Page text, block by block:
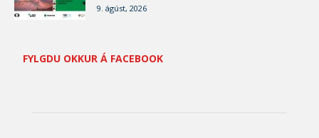
9. ágúst, 2026
FYLGDU OKKUR Á FACEBOOK